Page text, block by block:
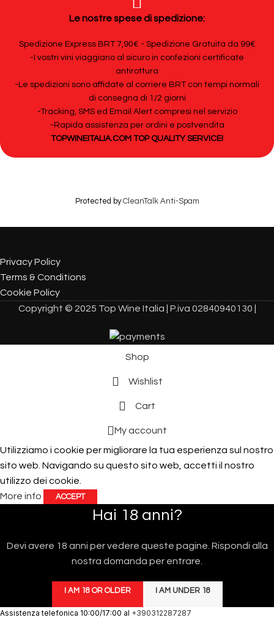
Le nostre spese di spedizione:
Spedizione Express BRT 7,90€ - Spedizione Gratuita da 99€
-I vostri vini viaggiano al sicuro in confezioni certificate
antirottura
-Le spedizioni sono affidate al corriere BRT con tempi normali
di consegna di 1/2 giorni
-Tracking, SMS ed Email Alert compresi nel servizio
-Rapida assistenza per ordini e postvendita
TOPWINEITALIA.COM TOP QUALITY SERVICE!
Protected byCleanTalk Anti-Spam
Privacy Policy
Terms & Conditions
Cookie Policy
Copyright © 2025 Top Wine Italia | P.iva 02840940130 |
Shop
Wishlist
Cart
My account
Utilizziamo i cookie per migliorare la tua esperienza sul nostro
sito web. Navigando su questo sito web, accetti il ​​nostro
utilizzo dei cookie.
More info
ACCEPT
Hai 18 anni?
Devi avere 18 anni per vedere queste pagine. Rispondi alla
nostra domanda per entrare.
I AM 18 OR OLDER I AM UNDER 18
Assistenza telefonica 10:00/17:00 al +390312287287